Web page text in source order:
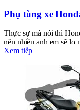
Phụ tùng xe
Thực sự mà nói thì
nên nhiều anh em sẽ lo
Xem tiếp